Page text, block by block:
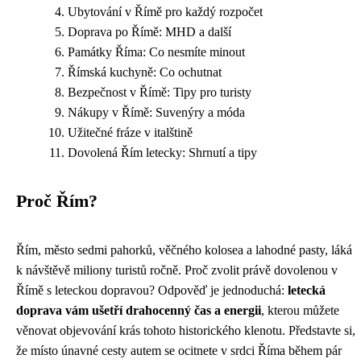
Ubytování v Římě pro každý rozpočet
Doprava po Římě: MHD a další
Památky Říma: Co nesmíte minout
Římská kuchyně: Co ochutnat
Bezpečnost v Římě: Tipy pro turisty
Nákupy v Římě: Suvenýry a móda
Užitečné fráze v italštině
Dovolená Řím letecky: Shrnutí a tipy
Proč Řím?
Řím, město sedmi pahorků, věčného kolosea a lahodné pasty, láká
k návštěvě miliony turistů ročně. Proč zvolit právě dovolenou v
Římě s leteckou dopravou? Odpověď je jednoduchá: letecká
doprava vám ušetří drahocenný čas a energii, kterou můžete
věnovat objevování krás tohoto historického klenotu. Představte si,
že místo únavné cesty autem se ocitnete v srdci Říma během pár